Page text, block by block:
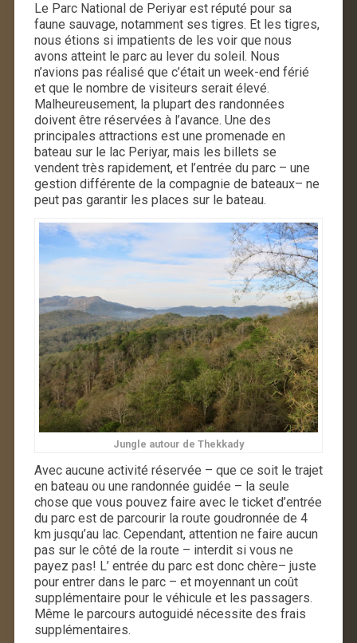
Le Parc National de Periyar est réputé pour sa
faune sauvage, notamment ses tigres. Et les tigres,
nous étions si impatients de les voir que nous
avons atteint le parc au lever du soleil. Nous
n’avions pas réalisé que c’était un week-end férié
et que le nombre de visiteurs serait élevé.
Malheureusement, la plupart des randonnées
doivent être réservées à l’avance. Une des
principales attractions est une promenade en
bateau sur le lac Periyar, mais les billets se
vendent très rapidement, et l’entrée du parc – une
gestion différente de la compagnie de bateaux– ne
peut pas garantir les places sur le bateau.
Jungle autour de Thekkady
Avec aucune activité réservée – que ce soit le trajet
en bateau ou une randonnée guidée – la seule
chose que vous pouvez faire avec le ticket d’entrée
du parc est de parcourir la route goudronnée de 4
km jusqu’au lac. Cependant, attention ne faire aucun
pas sur le côté de la route – interdit si vous ne
payez pas! L’ entrée du parc est donc chère– juste
pour entrer dans le parc – et moyennant un coût
supplémentaire pour le véhicule et les passagers.
Même le parcours autoguidé nécessite des frais
supplémentaires.